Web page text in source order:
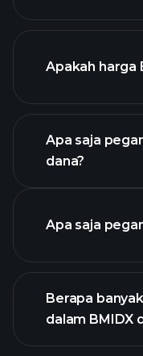
lanjutan
Apakah harga
Apa saja
dana?
pegangan
Apa saja
Berapa
dalam BMIDX